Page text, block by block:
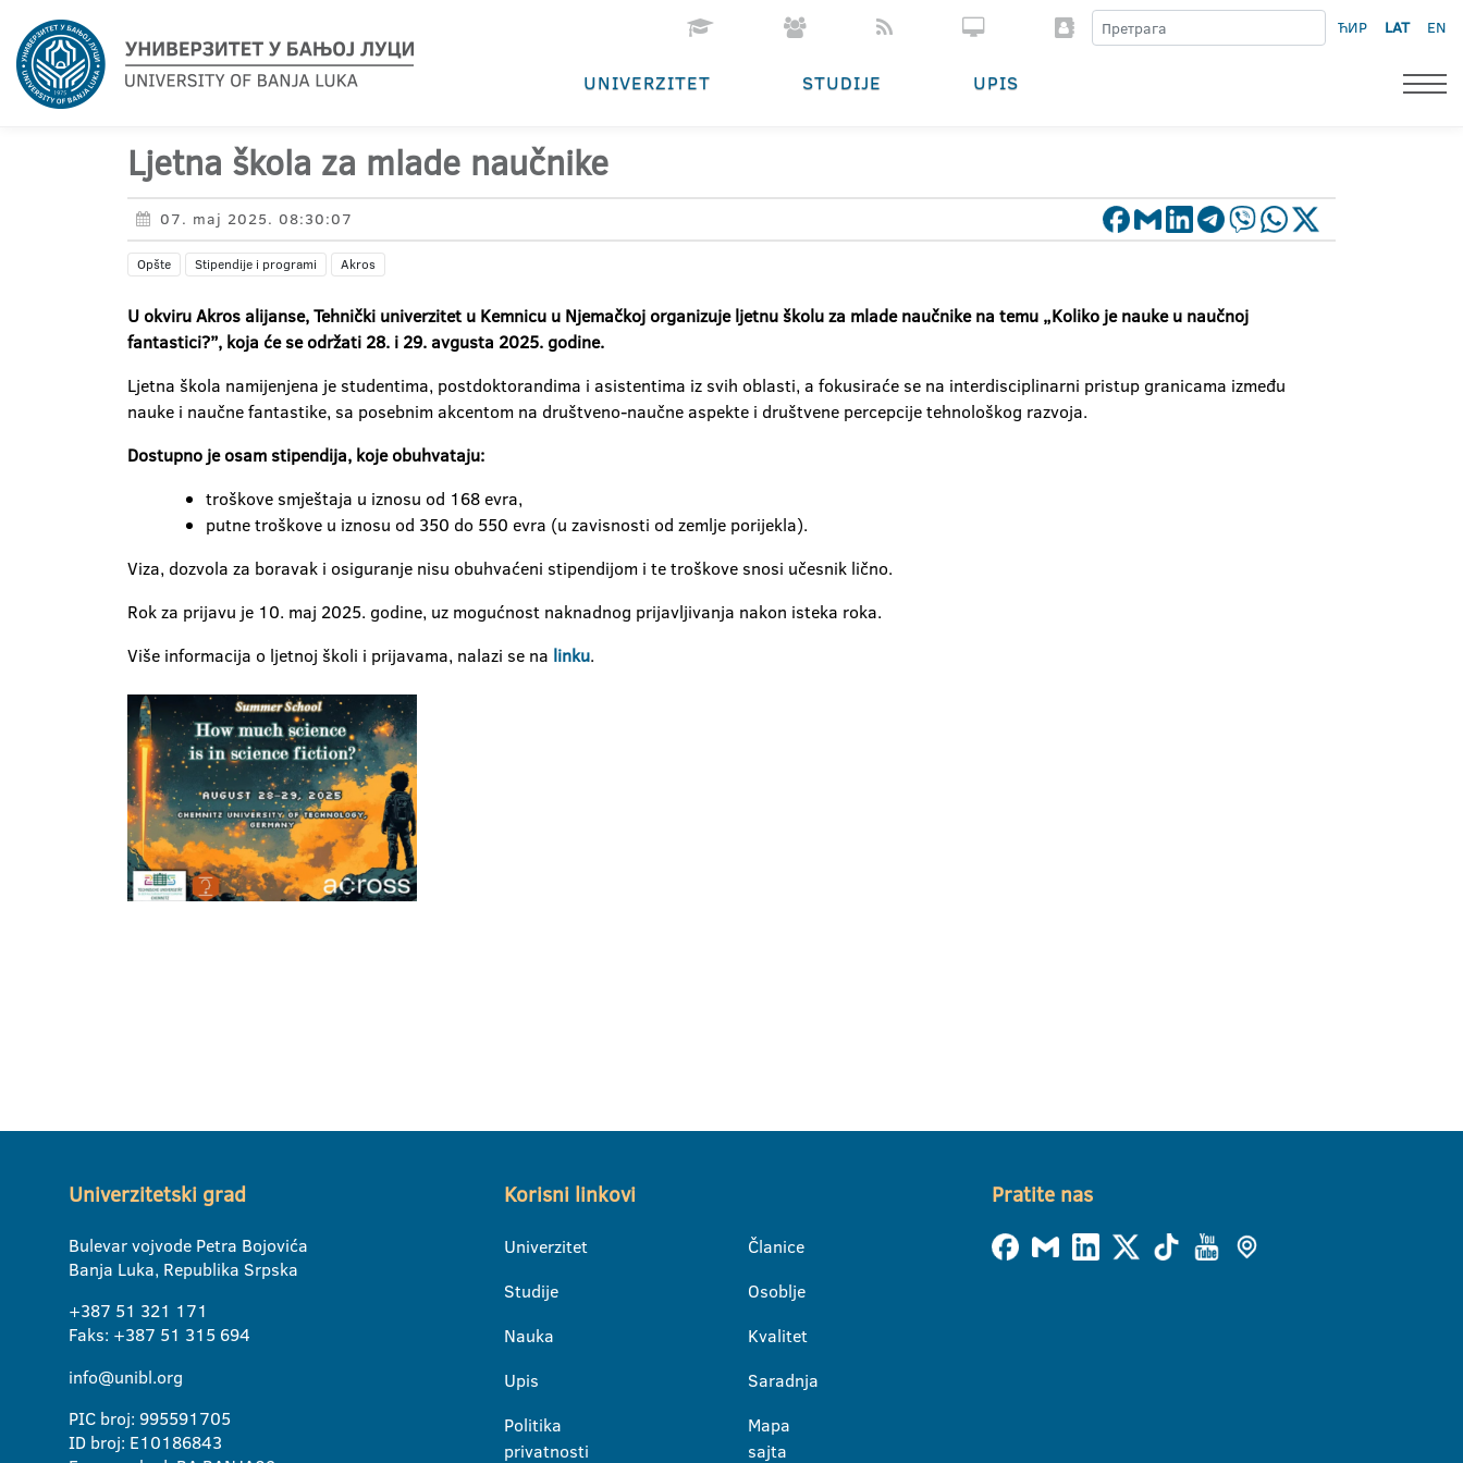
ЋИР LAT EN
UNIVERZITET STUDIJE UPIS
Ljetna škola za mlade naučnike
07. maj 2025. 08:30:07
Opšte Stipendije i programi Akros
U okviru Akros alijanse, Tehnički univerzitet u Kemnicu u Njemačkoj organizuje ljetnu školu za mlade naučnike na temu „Koliko je nauke u naučnoj
fantastici?”, koja će se održati 28. i 29. avgusta 2025. godine.
Ljetna škola namijenjena je studentima, postdoktorandima i asistentima iz svih oblasti, a fokusiraće se na interdisciplinarni pristup granicama između
nauke i naučne fantastike, sa posebnim akcentom na društveno-naučne aspekte i društvene percepcije tehnološkog razvoja.
Dostupno je osam stipendija, koje obuhvataju:
troškove smještaja u iznosu od 168 evra,
putne troškove u iznosu od 350 do 550 evra (u zavisnosti od zemlje porijekla).
Viza, dozvola za boravak i osiguranje nisu obuhvaćeni stipendijom i te troškove snosi učesnik lično.
Rok za prijavu je 10. maj 2025. godine, uz mogućnost naknadnog prijavljivanja nakon isteka roka.
Više informacija o ljetnoj školi i prijavama, nalazi se na linku.
Univerzitetski grad
Bulevar vojvode Petra Bojovića
Banja Luka, Republika Srpska
+387 51 321 171
Faks: +387 51 315 694
info@unibl.org
PIC broj: 995591705
ID broj: E10186843
Korisni linkovi
Univerzitet
Studije
Nauka
Upis
Politika
privatnosti
Članice
Osoblje
Kvalitet
Saradnja
Mapa
sajta
Pratite nas